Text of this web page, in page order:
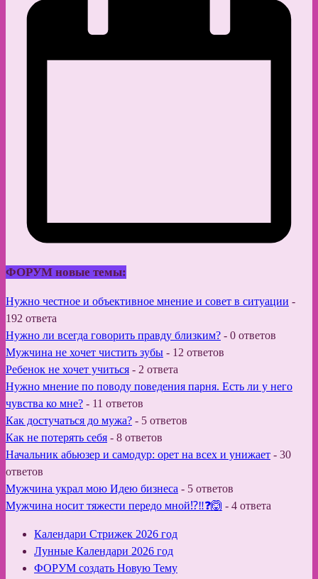
ФОРУМ новые темы:
Нужно честное и объективное мнение и совет в ситуации -
192 ответа
Нужно ли всегда говорить правду близким? - 0 ответов
Мужчина не хочет чистить зубы - 12 ответов
Ребенок не хочет учиться - 2 ответа
Нужно мнение по поводу поведения парня. Есть ли у него
чувства ко мне? - 11 ответов
Как достучаться до мужа? - 5 ответов
Как не потерять себя - 8 ответов
Начальник абьюзер и самодур: орет на всех и унижает - 30
ответов
Мужчина украл мою Идею бизнеса - 5 ответов
Мужчина носит тяжести передо мной⁉️‼️❓🙆 - 4 ответа
Календари Стрижек 2026 год
Лунные Календари 2026 год
ФОРУМ создать Новую Тему